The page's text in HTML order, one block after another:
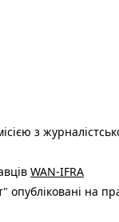
з
WAN-IFRA
на